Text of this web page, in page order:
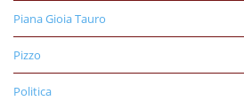
Piana Gioia Tauro
Pizzo
Politica